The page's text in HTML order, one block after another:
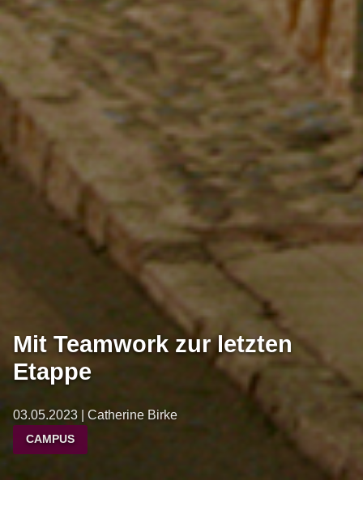
Mit Teamwork zur letzten
Etappe
03.05.2023 | Catherine Birke
CAMPUS